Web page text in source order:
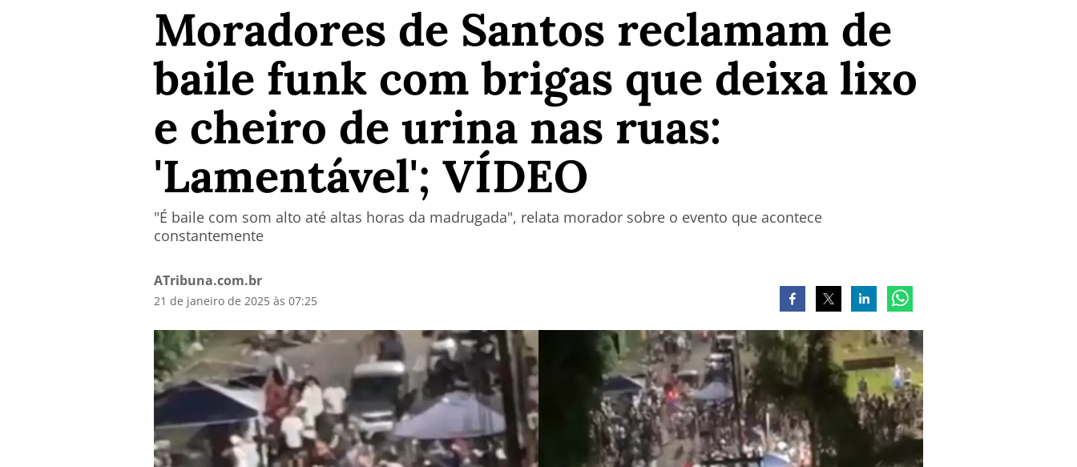
Moradores de Santos reclamam de
baile funk com brigas que deixa lixo
e cheiro de urina nas ruas:
'Lamentável'; VÍDEO
"É baile com som alto até altas horas da madrugada", relata morador sobre o evento que acontece
constantemente
ATribuna.com.br
21 de janeiro de 2025 às 07:25